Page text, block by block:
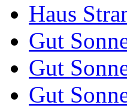
Haus
Gut
Gut
Gut